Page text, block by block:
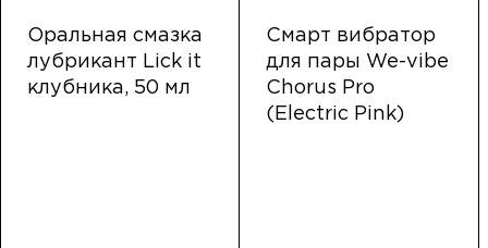
Оральная смазка
лубрикант Lick it
клубника, 50 мл
Смарт вибратор
для пары We-vibe
Chorus Pro
(Electric Pink)